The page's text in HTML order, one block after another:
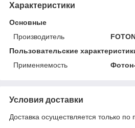
Характеристики
Основные
Производитель
Пользовательские
Применяемость
Условия доставки
Доставка осуществляется только по